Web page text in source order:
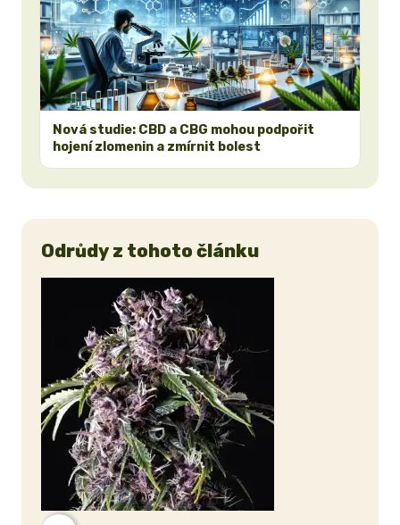
Nová studie: CBD a CBG mohou podpořit
hojení zlomenin a zmírnit bolest
Odrůdy z tohoto článku